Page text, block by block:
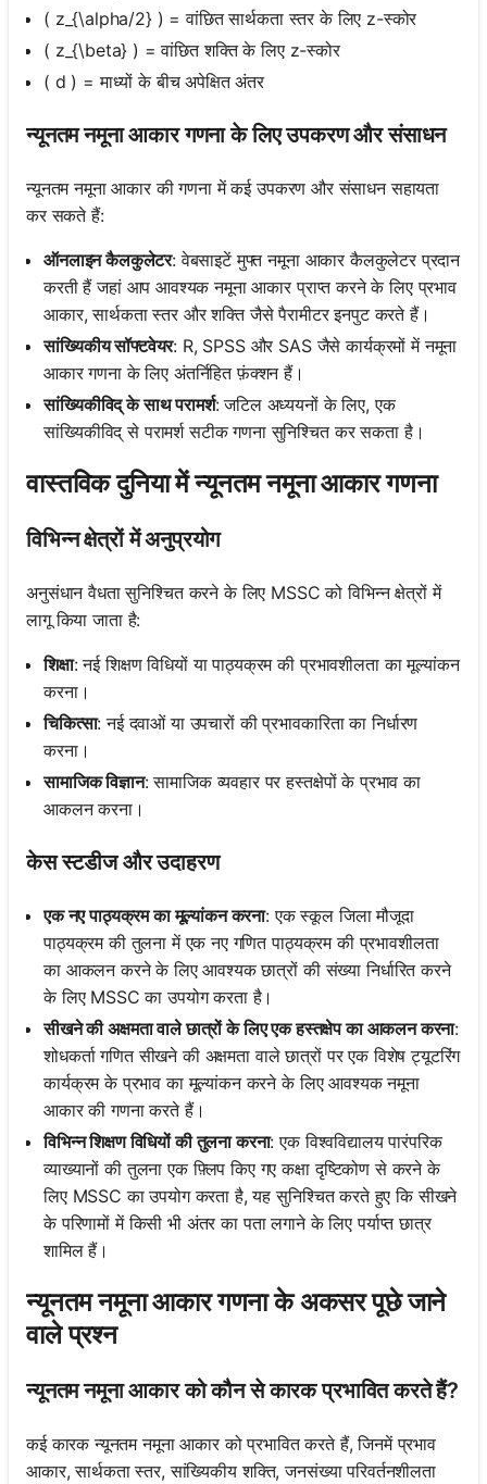
( z_{\alpha/2} ) = वांछित सार्थकता स्तर के लिए z-स्कोर
( z_{\beta} ) = वांछित शक्ति के लिए z-स्कोर
( d ) = माध्यों के बीच अपेक्षित अंतर
न्यूनतम नमूना आकार गणना के लिए उपकरण और संसाधन
न्यूनतम नमूना आकार की गणना में कई उपकरण और संसाधन सहायता
कर सकते हैं:
ऑनलाइन कैलकुलेटर: वेबसाइटें मुफ्त नमूना आकार कैलकुलेटर प्रदान
करती हैं जहां आप आवश्यक नमूना आकार प्राप्त करने के लिए प्रभाव
आकार, सार्थकता स्तर और शक्ति जैसे पैरामीटर इनपुट करते हैं।
सांख्यिकीय सॉफ्टवेयर: R, SPSS और SAS जैसे कार्यक्रमों में नमूना
आकार गणना के लिए अंतर्निहित फ़ंक्शन हैं।
सांख्यिकीविद् के साथ परामर्श: जटिल अध्ययनों के लिए, एक
सांख्यिकीविद् से परामर्श सटीक गणना सुनिश्चित कर सकता है।
वास्तविक दुनिया में न्यूनतम नमूना आकार गणना
विभिन्न क्षेत्रों में अनुप्रयोग
अनुसंधान वैधता सुनिश्चित करने के लिए MSSC को विभिन्न क्षेत्रों में
लागू किया जाता है:
शिक्षा: नई शिक्षण विधियों या पाठ्यक्रम की प्रभावशीलता का मूल्यांकन
करना।
चिकित्सा: नई दवाओं या उपचारों की प्रभावकारिता का निर्धारण
करना।
सामाजिक विज्ञान: सामाजिक व्यवहार पर हस्तक्षेपों के प्रभाव का
आकलन करना।
केस स्टडीज और उदाहरण
एक नए पाठ्यक्रम का मूल्यांकन करना: एक स्कूल जिला मौजूदा
पाठ्यक्रम की तुलना में एक नए गणित पाठ्यक्रम की प्रभावशीलता
का आकलन करने के लिए आवश्यक छात्रों की संख्या निर्धारित करने
के लिए MSSC का उपयोग करता है।
सीखने की अक्षमता वाले छात्रों के लिए एक हस्तक्षेप का आकलन करना:
शोधकर्ता गणित सीखने की अक्षमता वाले छात्रों पर एक विशेष ट्यूटरिंग
कार्यक्रम के प्रभाव का मूल्यांकन करने के लिए आवश्यक नमूना
आकार की गणना करते हैं।
विभिन्न शिक्षण विधियों की तुलना करना: एक विश्वविद्यालय पारंपरिक
व्याख्यानों की तुलना एक फ़्लिप किए गए कक्षा दृष्टिकोण से करने के
लिए MSSC का उपयोग करता है, यह सुनिश्चित करते हुए कि सीखने
के परिणामों में किसी भी अंतर का पता लगाने के लिए पर्याप्त छात्र
शामिल हैं।
न्यूनतम नमूना आकार गणना के अकसर पूछे जाने
वाले प्रश्न
न्यूनतम नमूना आकार को कौन से कारक प्रभावित करते हैं?
कई कारक न्यूनतम नमूना आकार को प्रभावित करते हैं, जिनमें प्रभाव
आकार, सार्थकता स्तर, सांख्यिकीय शक्ति, जनसंख्या परिवर्तनशीलता